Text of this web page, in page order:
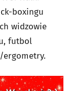
boxingu
widzowie
futbol